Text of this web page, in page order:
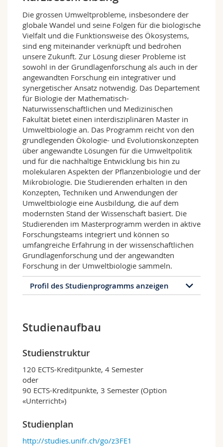
Math.-Nat. und Med. Fak.
Interfakultär
Doktorierende
Vorlesungsverzeichnis
MyUnifr
Die grossen Umweltprobleme, insbesondere der
globale Wandel und seine Folgen für die biologische
Vielfalt und die Funktionsweise des Ökosystems,
sind eng miteinander verknüpft und bedrohen
unsere Zukunft. Zur Lösung dieser Probleme ist
sowohl in der Grundlagenforschung als auch in der
angewandten Forschung ein integrativer und
synergetischer Ansatz notwendig. Das Departement
für Biologie der Mathematisch-
Naturwissenschaftlichen und Medizinischen
Fakultät bietet einen interdisziplinären Master in
Umweltbiologie an. Das Programm reicht von den
grundlegenden Ökologie- und Evolutionskonzepten
über angewandte Lösungen für die Umweltpolitik
und für die nachhaltige Entwicklung bis hin zu
molekularen Aspekten der Pflanzenbiologie und der
Mikrobiologie. Die Studierenden erhalten in den
Konzepten, Techniken und Anwendungen der
Umweltbiologie eine Ausbildung, die auf dem
modernsten Stand der Wissenschaft basiert. Die
Studierenden im Masterprogramm werden in aktive
Forschungsteams integriert und können so
umfangreiche Erfahrung in der wissenschaftlichen
Grundlagenforschung und der angewandten
Forschung in der Umweltbiologie sammeln.
Profil des Studienprogramms anzeigen
Die Studierenden in diesem Masterprogramm
modernsten Fähigkeiten in Grundlagen- und
Anwendungsaspekten der Umweltbiologie. In
dem Programm wird Wert darauf gelegt, dass
neben den wissenschaftlichen auch die sozialen
Kompetenzen weiterentwickelt werden, z.B. das
unabhängige analytische Denken, die
Auswertung und Analyse von Daten, die
schriftliche und mündliche Ausdrucksfähigkeit
und die Teamfähigkeit. Die Kurse werden von
Studienaufbau
Studienstruktur
120 ECTS-Kreditpunkte, 4 Semester
oder
90 ECTS-Kreditpunkte, 3 Semester (Option
«Unterricht»)
Studienplan
http://studies.unifr.ch/go/z3FE1